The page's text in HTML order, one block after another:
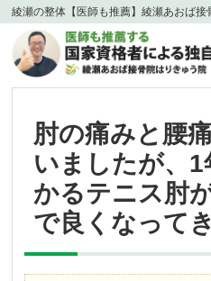
綾瀬の整体【医師も推薦】綾瀬あおば接
肘の痛みと腰
いましたが、
かるテニス肘
で良くなって